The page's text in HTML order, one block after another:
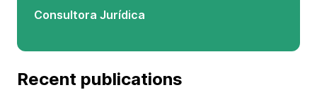
Consultora Jurídica
Recent publications